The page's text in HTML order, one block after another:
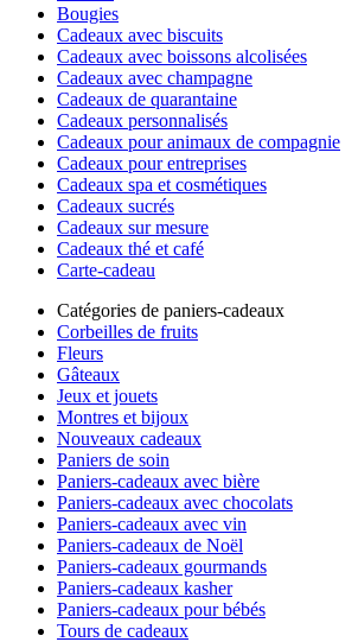
Bougies
Cadeaux avec biscuits
Cadeaux avec boissons alcolisées
Cadeaux avec champagne
Cadeaux de quarantaine
Cadeaux personnalisés
Cadeaux pour animaux de compagnie
Cadeaux pour entreprises
Cadeaux spa et cosmétiques
Cadeaux sucrés
Cadeaux sur mesure
Cadeaux thé et café
Carte-cadeau
Catégories de paniers-cadeaux
Corbeilles de fruits
Fleurs
Gâteaux
Jeux et jouets
Montres et bijoux
Nouveaux cadeaux
Paniers de soin
Paniers-cadeaux avec bière
Paniers-cadeaux avec chocolats
Paniers-cadeaux avec vin
Paniers-cadeaux de Noël
Paniers-cadeaux gourmands
Paniers-cadeaux kasher
Paniers-cadeaux pour bébés
Tours de cadeaux